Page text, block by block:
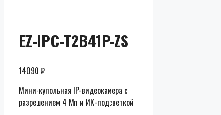
EZ-IPC-T2B41P-ZS
14090 ₽
Мини-купольная IP-видеокамера с
разрешением 4 Мп и ИК-подсветкой